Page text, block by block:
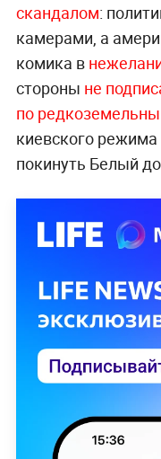
скандалом:
камерами, а
комика в
стороны не
по
киевского
покинуть Белый